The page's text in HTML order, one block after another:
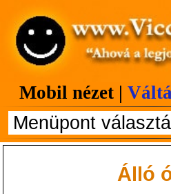
Mobil nézet |
Álló